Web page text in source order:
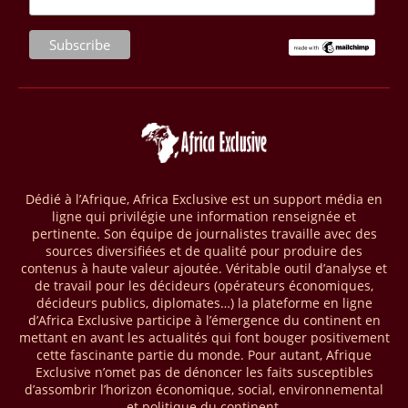
28/03/26 AFRIQUE - MOBILE MONEY
Selon le rapport publié par l’Association mondiale des opérateurs de
par les comptes de mobile money en Afrique au cours de l'année
2025, en hausse d'environ 27 % par rapport à 2024. Le rapport intitulé
« The State of the Industry Report on Mobile Money 2026 » précise
mobile money réalisées à l’échelle mondiale, qui s’est établie à 2091
milliards USD (+23 % par rapport à 2024). L’Afrique a également
enregistré environ 74 % du nombre de transactions de Mobile money
répertoriées l’an passé dans le monde, avec environ 92 milliards de
transactions (+16 % par rapport à 2024) sur un total de 125 milliards
dans le monde.
28/03/26 AFRIQUE - ECONOMIE CREATIVE
Une rapport publié dernièrement par le Boston Consulting Group, et
intitulé « Africa Unleashed: Empowering Women in Creative Industries
», dresse un état des lieux saisissant de l'économie créative africaine
Dédié à l’Afrique, Africa Exclusive est un support média en
ligne qui privilégie une information renseignée et
pertinente. Son équipe de journalistes travaille avec des
sources diversifiées et de qualité pour produire des
contenus à haute valeur ajoutée. Véritable outil d’analyse et
de travail pour les décideurs (opérateurs économiques,
décideurs publics, diplomates…) la plateforme en ligne
d’Africa Exclusive participe à l’émergence du continent en
mettant en avant les actualités qui font bouger positivement
cette fascinante partie du monde. Pour autant, Afrique
Exclusive n’omet pas de dénoncer les faits susceptibles
d’assombrir l’horizon économique, social, environnemental